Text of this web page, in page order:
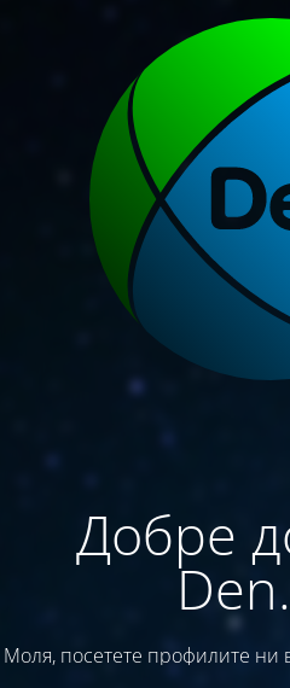
Добре
Моля, посетете профилите ни